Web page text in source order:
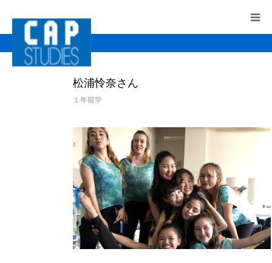
松浦怜奈さん
１年留学
HOME
CAPのサポート
留学にかかる費用
＜最新版＞費用とサポートのご案内